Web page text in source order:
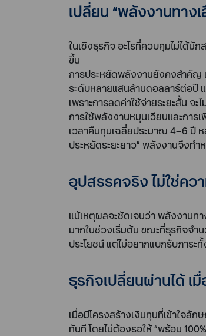
เปลี่ยน “พลังงานทาง
ในเชิงธุรกิจ อะไรที่ควบคุมไม่ได้
ขึ้น
การประหยัดพลังงานยังคงสำคัญ
ระดับหลายแสนล้านดอลลาร์ต่อปี
เพราะการลดค่าใช้จ่ายระยะสั้น จ
การใช้พลังงานหมุนเวียนและการ
เวลาคืนทุนเฉลี่ยประมาณ 4–6 ปี
ประหยัดระยะยาว” พลังงานจึงทำ
อุปสรรคจริง ไม่ใช่คว
แม้เหตุผลจะชัดเจนว่า พลังงานท
มากในช่วงเริ่มต้น ขณะที่ธุรกิจจำน
ประโยชน์ แต่ไม่อยากแบกรับภาระ
ธุรกิจเปลี่ยนผ่านได้ เ
เมื่อมีโครงสร้างเงินทุนที่เข้าใจลั
ทันที โดยไม่ต้องรอให้ “พร้อม